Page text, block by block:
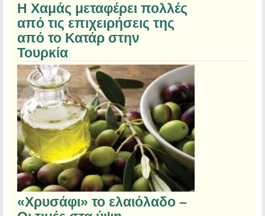
Η Χαμάς μεταφέρει πολλές
από τις επιχειρήσεις της
από το Κατάρ στην
Τουρκία
«Χρυσάφι» το ελαιόλαδο –